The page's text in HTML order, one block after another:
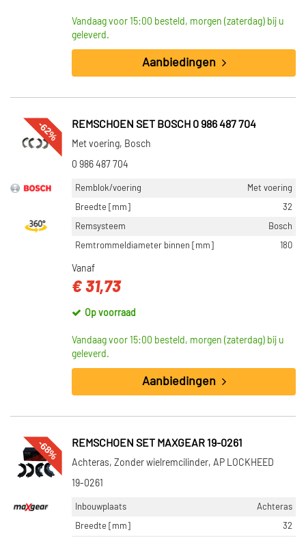
Vandaag voor 15:00 besteld, morgen (zaterdag) bij u
geleverd.
Aanbiedingen
-62% REMSCHOEN SET BOSCH 0 986 487 704
Met voering, Bosch
0 986 487 704
Remblok/voering
Met voering
Breedte [mm]
32
Remsysteem
Bosch
Remtrommeldiameter binnen [mm]
180
Vanaf
€ 31,73
Op voorraad
Vandaag voor 15:00 besteld, morgen (zaterdag) bij u
geleverd.
Aanbiedingen
-68% REMSCHOEN SET MAXGEAR 19-0261
Achteras, Zonder wielremcilinder, AP LOCKHEED
19-0261
Inbouwplaats
Achteras
Breedte [mm]
32